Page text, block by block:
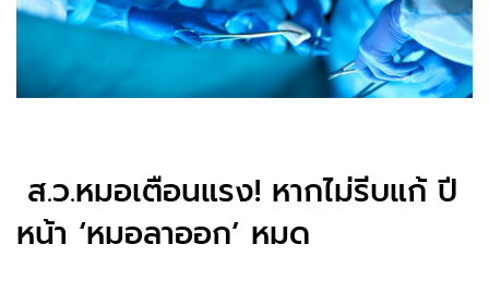
ส.ว.หมอเตือนแรง! หากไม่รีบแก้ ปี
หน้า ‘หมอลาออก’ หมด